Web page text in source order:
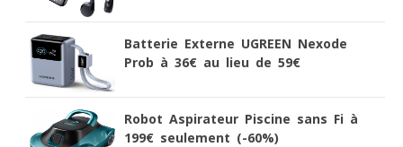
Batterie Externe UGREEN Nexode
Prob à 36€ au lieu de 59€
Robot Aspirateur Piscine sans Fi à
199€ seulement (-60%)